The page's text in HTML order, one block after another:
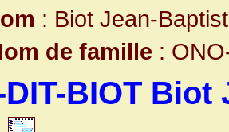
: Biot Jean-
de famille :
DIT-BIOT